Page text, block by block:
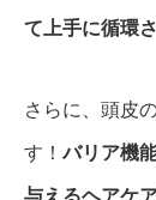
て上手に循環
さらに、頭皮
す！バリア機